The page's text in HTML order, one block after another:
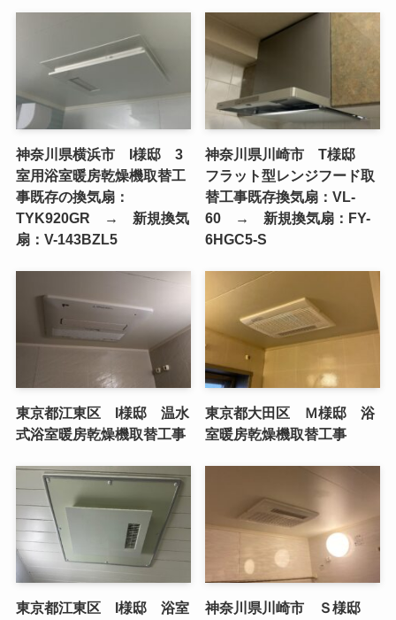
神奈川県横浜市 I様邸 3
室用浴室暖房乾燥機取替工
事既存の換気扇：
TYK920GR → 新規換気
扇：V-143BZL5
神奈川県川崎市 T様邸
フラット型レンジフード取
替工事既存換気扇：VL-
60 → 新規換気扇：FY-
6HGC5-S
東京都江東区 I様邸 温水
式浴室暖房乾燥機取替工事
東京都大田区 Ｍ様邸 浴
室暖房乾燥機取替工事
東京都江東区 I様邸 浴室
神奈川県川崎市 Ｓ様邸